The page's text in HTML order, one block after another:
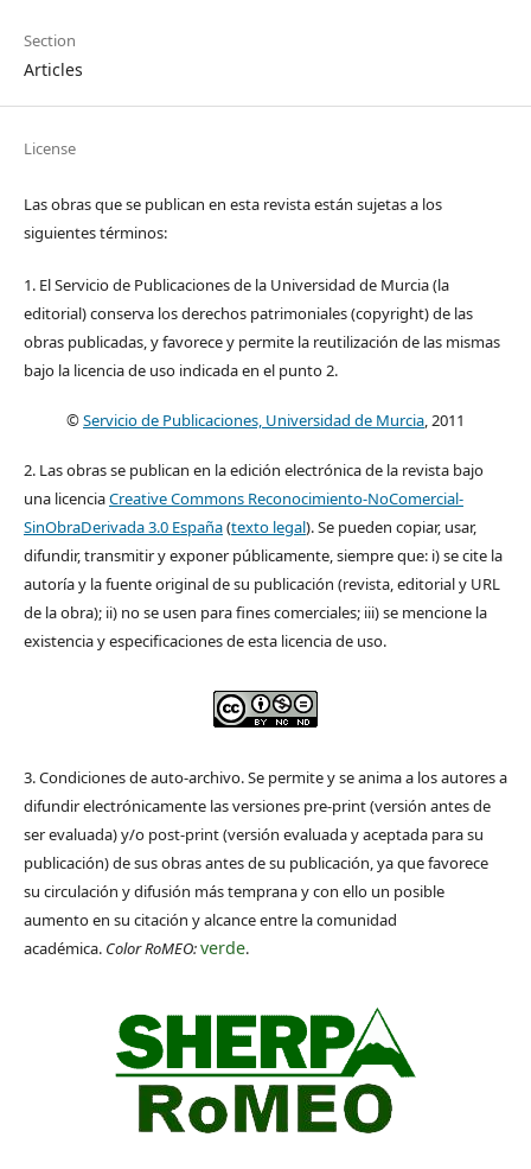
Section
Articles
License
Las obras que se publican en esta revista están sujetas a los
siguientes términos:
1. El Servicio de Publicaciones de la Universidad de Murcia (la
editorial) conserva los derechos patrimoniales (copyright) de las
obras publicadas, y favorece y permite la reutilización de las mismas
bajo la licencia de uso indicada en el punto 2.
©Servicio de Publicaciones, Universidad de Murcia, 2011
2. Las obras se publican en la edición electrónica de la revista bajo
una licenciaCreative Commons Reconocimiento-NoComercial-
SinObraDerivada 3.0 España(texto legal). Se pueden copiar, usar,
difundir, transmitir y exponer públicamente, siempre que: i) se cite la
autoría y la fuente original de su publicación (revista, editorial y URL
de la obra); ii) no se usen para fines comerciales; iii) se mencione la
existencia y especificaciones de esta licencia de uso.
3. Condiciones de auto-archivo. Se permite y se anima a los autores a
difundir electrónicamente las versiones pre-print (versión antes de
ser evaluada) y/o post-print (versión evaluada y aceptada para su
publicación) de sus obras antes de su publicación, ya que favorece
su circulación y difusión más temprana y con ello un posible
aumento en su citación y alcance entre la comunidad
académica. Color RoMEO:verde.